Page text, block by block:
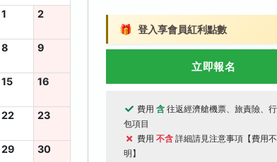
1
2
8 9
15 16
22 23
29 30
🎁 登入享會員紅利點數
立即報名
費用 含 往返經濟艙機票、旅責險、
包項目
費用 不含 詳細請見注意事項【費用
明】